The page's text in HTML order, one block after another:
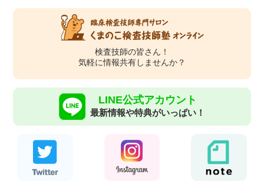
検査技師の皆さん！
気軽に情報共有しませんか？
LINE公式アカウント
最新情報や特典がいっぱい！